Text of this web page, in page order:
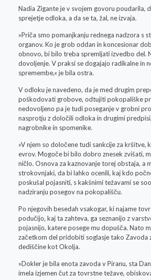
Nadia Zigante je v svojem govoru poudarila,
sprejetje odloka, a da se ta, žal, ne izvaja.
»Priča smo pomanjkanju rednega nadzora s
organov. Ko je grob oddan in koncesionar
obnovo, bi bilo treba spremljati izvedbo del.
dovoljenje. V praksi se dogajajo radikalne in
spremembe,« je bila ostra.
V odloku je navedeno, da je med drugim
poškodovati grobove, odtujiti pokopališke
nedovoljeno pa je tudi poseganje v grobni
nasprotju z določili odloka in drugimi
nagrobnike in spomenike.
»V njem so določene tudi sankcije za kršitve,
evrov. Mogoče bi bilo dobro znesek zvišati,
ničlo. Osnova za kaznovanje torej obstaja, a
strokovnjaki, da bi lahko ocenili, kaj kdo
poskušal pojasniti, s kakšnimi težavami se
nadziranju posegov na pokopališču.
Po njegovih besedah vsakogar, ki najame
podučijo, kaj ta zahteva, ga seznanijo z
pojasnijo, katere posege mu dopušča. Nato
začetkom del pridobiti soglasje tako Zavoda
dediščine kot Okolja.
»Dokler je bila enota zavoda v Piranu, sta
imela izjemen čut za tovrstne težave,